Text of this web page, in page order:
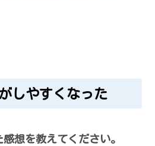
しやすくなった
想を教えてください。